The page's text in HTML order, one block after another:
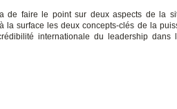
de faire le point sur deux aspects de la
la surface les deux concepts-clés de la
internationale du leadership dans